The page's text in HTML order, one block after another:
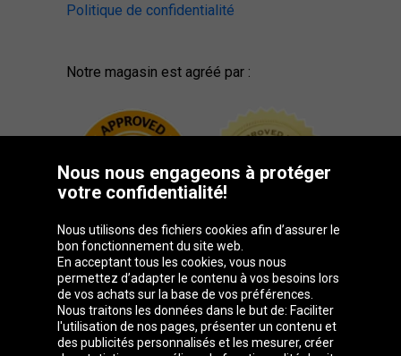
Politique de confidentialité
Notre magasin est agréé par :
Groupe Oponeo
Nous nous engageons à protéger
votre confidentialité!
Nous utilisons des fichiers cookies afin d’assurer le
bon fonctionnement du site web.
En acceptant tous les cookies, vous nous
permettez d’adapter le contenu à vos besoins lors
de vos achats sur la base de vos préférences.
Nous traitons les données dans le but de: Faciliter
l'utilisation de nos pages, présenter un contenu et
des publicités personnalisés et les mesurer, créer